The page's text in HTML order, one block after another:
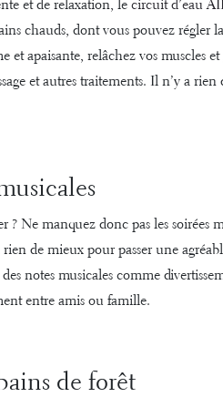
et de relaxation, le circuit d’eau
chauds, dont vous pouvez régler
et apaisante, relâchez vos muscles
et autres traitements. Il n’y a
? Ne manquez donc pas les soirées
de mieux pour passer une
notes musicales comme
entre amis ou famille.
de forêt